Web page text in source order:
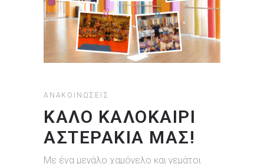
ΑΝΑΚΟΙΝΏΣΕΙΣ
ΚΑΛΟ ΚΑΛΟΚΑΙΡΙ
ΑΣΤΕΡΑΚΙΑ ΜΑΣ!
Με ένα μεγάλο χαμόγελο και γεμάτοι